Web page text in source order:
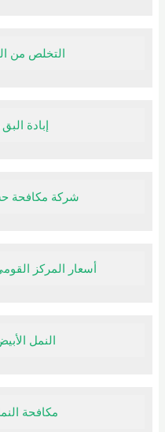
التخلص من البق
إبادة البق
شركة مكافحة حشرات
أسعار المركز القومى
النمل الأبيض
مكافحة النمل